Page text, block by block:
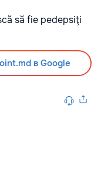
să fie pedepsiţi
в Google